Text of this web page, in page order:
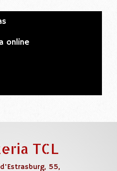
online
TCL
55,